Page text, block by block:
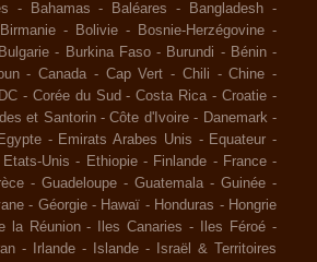
- Bahamas - Baléares - Bangladesh -
Birmanie - Bolivie - Bosnie-Herzégovine -
Bulgarie - Burkina Faso - Burundi - Bénin -
- Canada - Cap Vert - Chili -Chine -
- Corée du Sud -Costa Rica -Croatie -
et Santorin -Côte d'Ivoire - Danemark -
Egypte - Emirats Arabes Unis - Equateur -
Etats-Unis - Ethiopie - Finlande - France -
- Guadeloupe - Guatemala - Guinée -
- Géorgie - Hawaï - Honduras - Hongrie
la Réunion - Iles Canaries - Iles Féroé -
- Irlande - Islande -
Israël & Territoires